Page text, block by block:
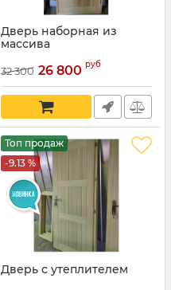
Дверь наборная из
массива
32 300 26 800 руб
Топ продаж
-9.13 %
Дверь с утеплителем